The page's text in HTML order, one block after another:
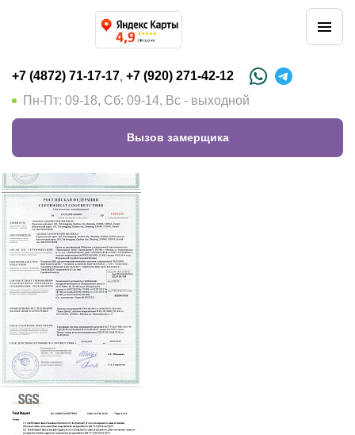
+7 (4872) 71-17-17 +7 (920) 271-42-12
Пн-Пт: 09-18, Сб: 09-14, Вс - выходной
Вызов замерщика